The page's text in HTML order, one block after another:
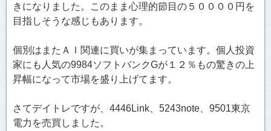
きになりました。このまま心理的節目の５００００円を
目指しそうな感じもあります。
個別はまたＡＩ関連に買いが集まっています。個人投資
家にも人気の9984ソフトバンクGが１２％もの驚きの上
昇幅になって市場を盛り上げてます。
さてデイトレですが、4446Link、5243note、9501東京
電力を売買しました。